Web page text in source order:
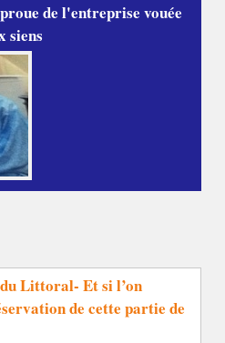
de l'entreprise vouée
siens
Littoral- Et si l’on
de cette partie de